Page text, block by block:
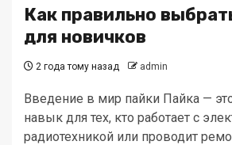
Как правильно
для новичков
2 года тому назад admin
Введение в мир пайки Пайка —
навык для тех, кто работает с
радиотехникой или проводит